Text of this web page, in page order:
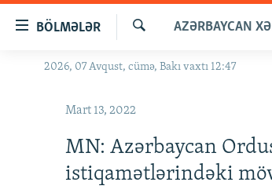
naviqasiyaya
BÖLMƏLƏR
GÜNDƏM
#ƏSLINDƏ
FƏRQƏ BAX
Axtar
AZƏRBAYCAN
2026, 07 Avqust, cümə, Bakı vaxtı 12:47
Mart 13, 2022
MN: Azərbaycan
istiqamətlərindəki